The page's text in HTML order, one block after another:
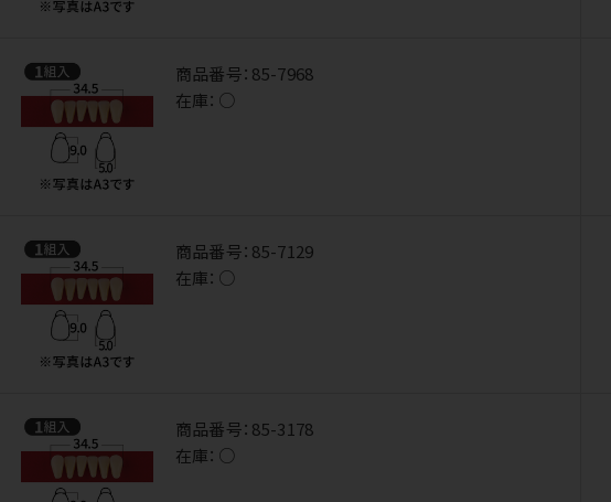
商品番号： 85-7968
在庫： ○
商品番号： 85-7129
在庫： ○
商品番号： 85-3178
在庫： ○